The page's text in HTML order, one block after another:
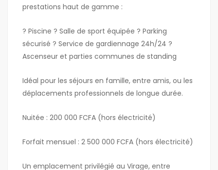
prestations haut de gamme :
? Piscine ? Salle de sport équipée ? Parking
sécurisé ? Service de gardiennage 24h/24 ?
Ascenseur et parties communes de standing
Idéal pour les séjours en famille, entre amis, ou les
déplacements professionnels de longue durée.
Nuitée : 200 000 FCFA (hors électricité)
Forfait mensuel : 2 500 000 FCFA (hors électricité)
Un emplacement privilégié au Virage, entre